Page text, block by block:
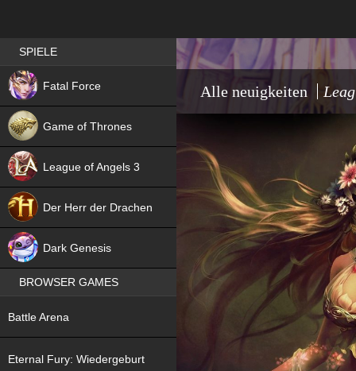
Alle neuigkeiten
Best RPG games in Germany
SPIELE
Fatal Force
NEW
Game of Thrones
League of Angels 3
Der Herr der Drachen
Dark Genesis
BROWSER GAMES
Battle Arena
Eternal Fury: Wiedergeburt